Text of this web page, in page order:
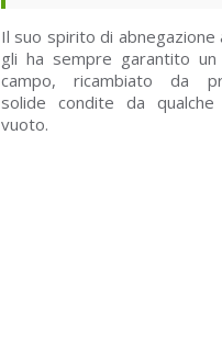
Il suo spirito di abnegazione
gli ha sempre garantito
campo, ricambiato da
solide condite da
vuoto.